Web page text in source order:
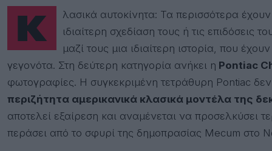
Κλασικά αυτοκίνητα: Τα περισσότερα έχουν ξεχωρίσει στο πέρασμα των χρόνων για την
ιδιαίτερη σχεδίαση τους ή τις
μαζί τους μια ιδιαίτερη ιστορία, που
γεγονότα. Στη δεύτερη κατηγορία ανήκει η Pontiac
φωτογραφίες. Η συγκεκριμένη τετράθυρη Pontiac δεν
περιζήτητα αμερικανικά κλασικά μοντέλα της
αποτελεί εξαίρεση και αναμένεται να προσελκύσει
περάσει από το σφυρί της δημοπρασίας Mecum στο